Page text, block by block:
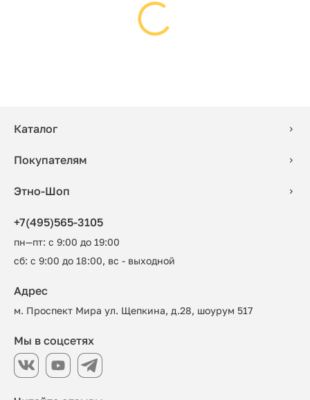
Каталог
Покупателям
Этно-Шоп
+7(495)565-3105
пн—пт: с 9:00 до 19:00
сб: с 9:00 до 18:00, вс - выходной
Адрес
м. Проспект Мира ул. Щепкина, д.28, шоурум 517
Мы в соцсетях